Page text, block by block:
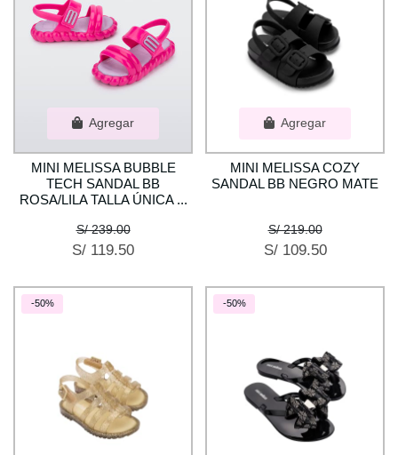
Agregar
MINI MELISSA BUBBLE
TECH SANDAL BB
ROSA/LILA TALLA ÚNICA ...
S/ 239.00
S/ 119.50
Agregar
MINI MELISSA COZY
SANDAL BB NEGRO MATE
S/ 219.00
S/ 109.50
-50% -50%